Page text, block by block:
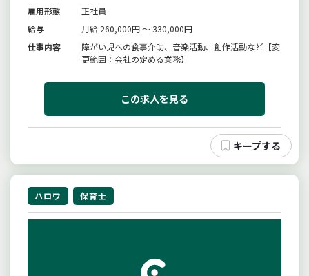
雇用形態
正社員
給与
月給 260,000円 ～ 330,000円
仕事内容
障がい児への食事介助、音楽活動、創作活動など【変
更範囲：会社の定める業務】
この求人を見る
ハロワ 保育士